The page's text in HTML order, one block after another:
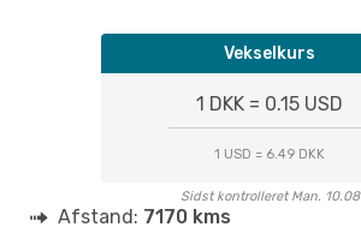
Vekselkurs
1 DKK = 0.15 USD
1 USD = 6.49 DKK
Sidst kontrolleret Man. 10.08
Afstand: 7170 kms